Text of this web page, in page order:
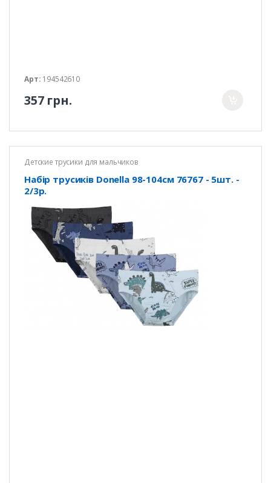
Арт: 194542610
357 грн.
Детские трусики для мальчиков
Набір трусиків Donella 98-104см 76767 - 5шт. -
2/3р.